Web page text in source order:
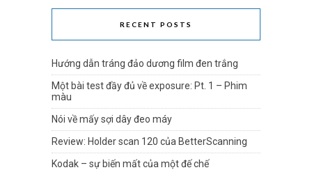
RECENT POSTS
Hướng dẫn tráng đảo dương film đen trắng
Một bài test đầy đủ về exposure: Pt. 1 – Phim
màu
Nói về mấy sợi dây đeo máy
Review: Holder scan 120 của BetterScanning
Kodak – sự biến mất của một đế chế